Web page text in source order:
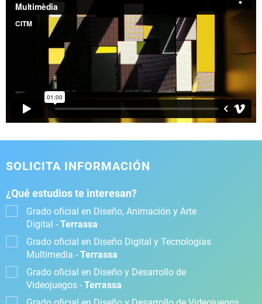
SOLICITA INFORMACIÓN
¿Qué estudios te interesan?
Grado oficial en Diseño, Animación y Arte
Digital - Terrassa
Grado oficial en Diseño Digital y Tecnologías
Multimedia - Terrassa
Grado oficial en Diseño y Desarrollo de
Videojuegos - Terrassa